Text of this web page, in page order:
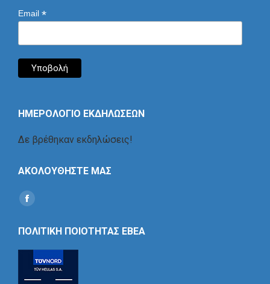
Email *
ΗΜΕΡΟΛΟΓΙΟ ΕΚΔΗΛΩΣΕΩΝ
Δε βρέθηκαν εκδηλώσεις!
ΑΚΟΛΟΥΘΗΣΤΕ ΜΑΣ
Find us on:
Social
ΠΟΛΙΤΙΚΗ ΠΟΙΟΤΗΤΑΣ ΕΒΕΑ